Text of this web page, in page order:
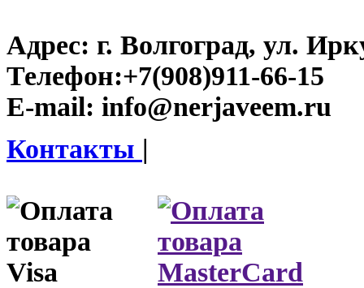
Адрес: г. Волгоград, ул.
Телефон:+7(908)911-66-15
E-mail: info@nerjaveem.ru
Контакты |